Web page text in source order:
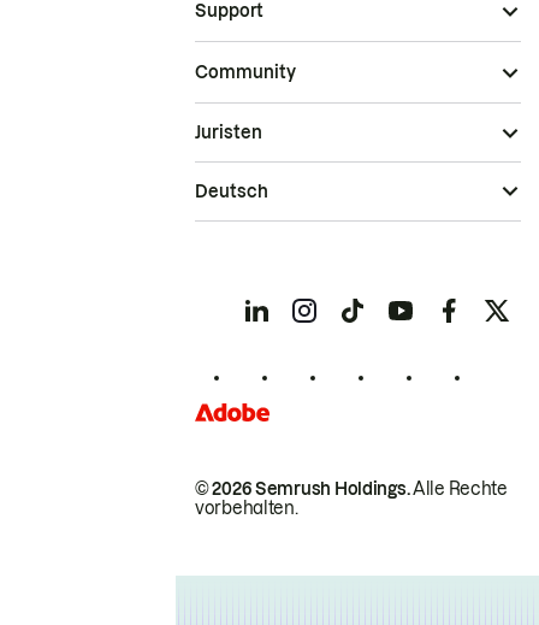
Support
Community
© 2026 Semrush Holdings.Alle Rechte
vorbehalten.
Juristen
Deutsch